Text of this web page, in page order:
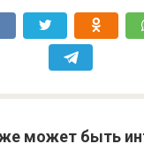
может быть